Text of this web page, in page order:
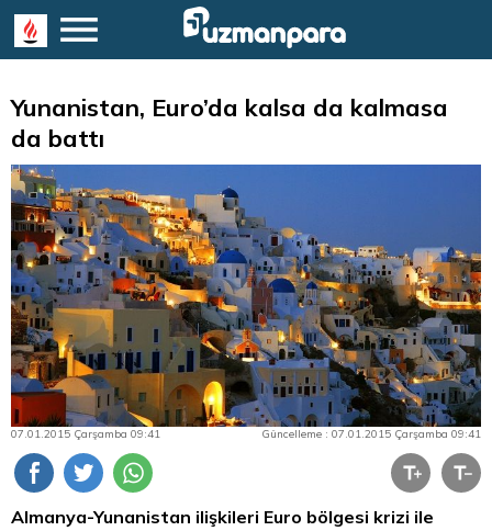
Yunanistan, Euro’da kalsa da kalmasa
da battı
07.01.2015 Çarşamba 09:41 Güncelleme : 07.01.2015 Çarşamba 09:41
Almanya-Yunanistan ilişkileri Euro bölgesi krizi ile